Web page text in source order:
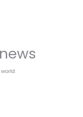
news
world